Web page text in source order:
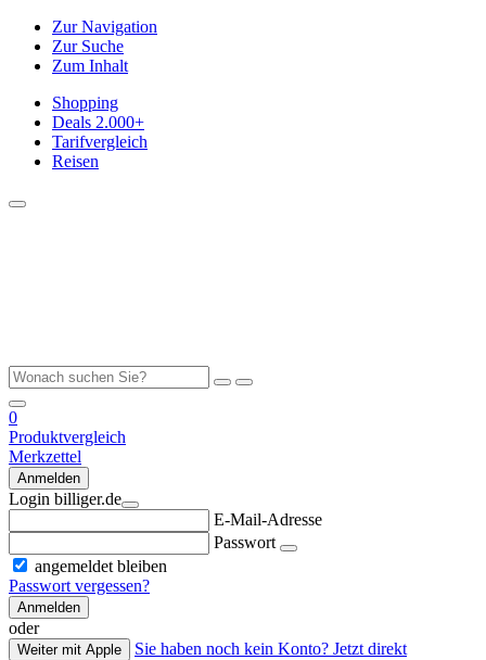
Zur Navigation
Zur Suche
Zum Inhalt
Shopping
Deals 2.000+
Tarifvergleich
Reisen
0
Produktvergleich
Merkzettel
Anmelden
Login billiger.de
E-Mail-Adresse
Passwort
angemeldet bleiben
Passwort vergessen?
Anmelden
oder
Weiter mit Apple
Sie haben noch kein Konto? Jetzt direkt